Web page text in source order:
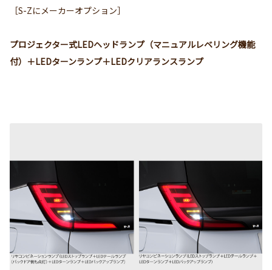
［S-Zにメーカーオプション］
プロジェクター式LEDヘッドランプ（マニュアルレベリング機能
付）＋LEDターンランプ＋LEDクリアランスランプ